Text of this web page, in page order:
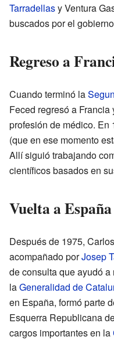
Tarradellasy Ventura
buscados por el
Regreso a
Cuando terminó la
Feced regresó a
profesión de médico. En
(que en ese momento
Allí siguió trabajando
científicos basados en
Vuelta a
Después de 1975,
acompañado porJosep
de consulta que ayudó
laGeneralidad de
en España, formó parte
Esquerra Republicana
cargos importantes en la